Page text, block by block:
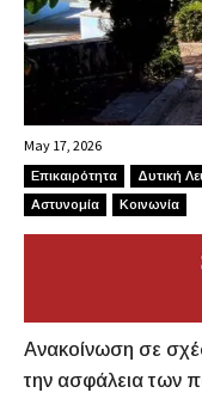
May 17, 2026
Επικαιρότητα Δυτική
Αστυνομία
Κοινωνία
Ανακοίνωση σε
την ασφάλεια των